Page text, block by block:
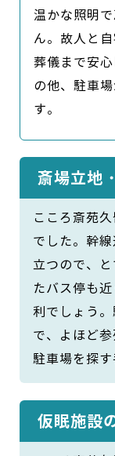
温かな照明
ん。故人と
葬儀まで安
の他、駐車
す。
斎場立地
こころ斎苑
でした。幹
立つので、
たバス停も
利でしょう
で、よほど
駐車場を探す
仮眠施設